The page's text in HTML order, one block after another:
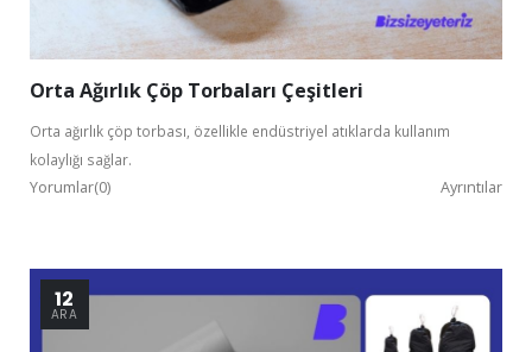
Orta Ağırlık Çöp Torbaları Çeşitleri
Orta ağırlık çöp torbası, özellikle endüstriyel atıklarda kullanım
kolaylığı sağlar.
Yorumlar(0) Ayrıntılar
12
ARA